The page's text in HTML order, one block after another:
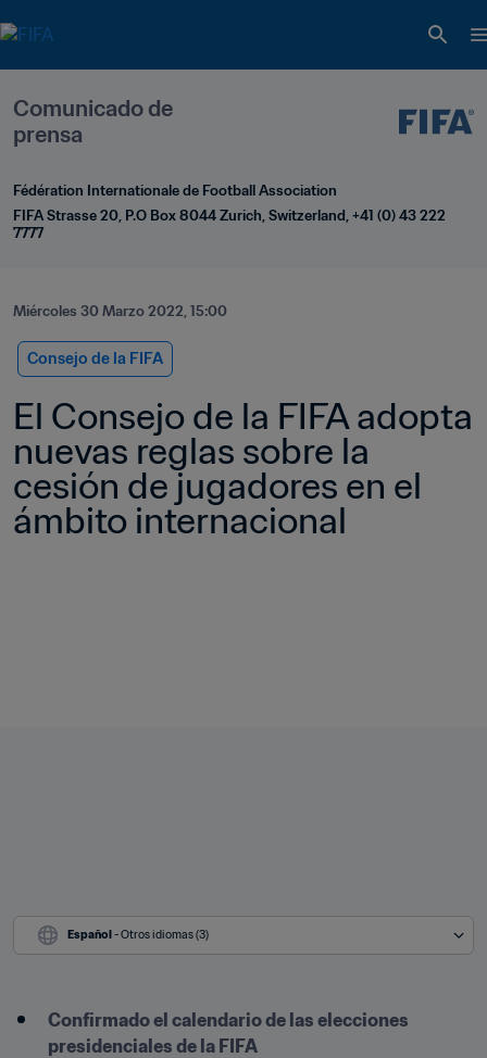
Comunicado de
prensa
Fédération Internationale de Football Association
FIFA Strasse 20, P.O Box 8044 Zurich, Switzerland, +41 (0) 43 222
7777
Miércoles 30 Marzo 2022, 15:00
Consejo de la FIFA
El Consejo de la FIFA adopta
nuevas reglas sobre la
cesión de jugadores en el
ámbito internacional
Español - Otros idiomas (3)
Confirmado el calendario de las elecciones
presidenciales de la FIFA